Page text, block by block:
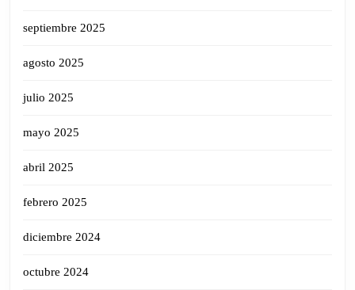
septiembre 2025
agosto 2025
julio 2025
mayo 2025
abril 2025
febrero 2025
diciembre 2024
octubre 2024